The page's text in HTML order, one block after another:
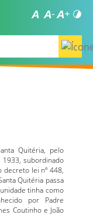
Quitéria, pelo
subordinado
lei nº 448,
Quitéria passa
tinha como
por Padre
Coutinho e João